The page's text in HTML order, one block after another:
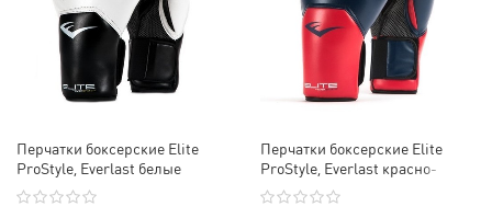
Перчатки боксерские Elite
ProStyle, Everlast белые
Перчатки боксерские Elite
ProStyle, Everlast красно-
синие